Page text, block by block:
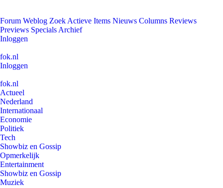
Forum Weblog Zoek Actieve Items Nieuws Columns Reviews
Previews Specials Archief
Inloggen
fok.nl
Inloggen
fok.nl
Actueel
Nederland
Internationaal
Economie
Politiek
Tech
Showbiz en Gossip
Opmerkelijk
Entertainment
Showbiz en Gossip
Muziek